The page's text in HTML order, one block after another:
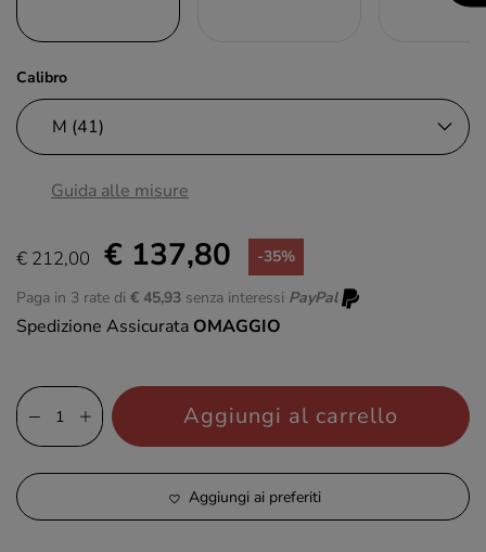
Calibro
Guida alle misure
€ 212,00 € 137,80 -35%
Paga in 3 rate di € 45,93 senza interessi PayPal
Spedizione Assicurata OMAGGIO
Aggiungi al carrello
Aggiungi ai preferiti